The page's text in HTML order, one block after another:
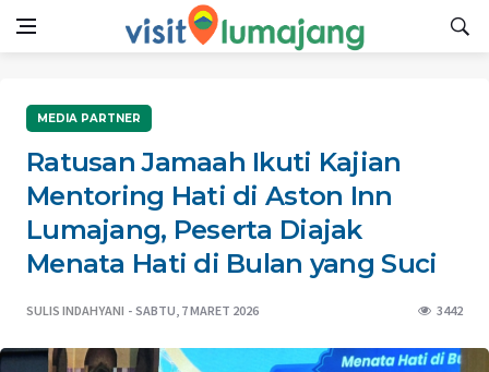
MEDIA PARTNER
Ratusan Jamaah Ikuti Kajian
Mentoring Hati di Aston Inn
Lumajang, Peserta Diajak
Menata Hati di Bulan yang Suci
SULIS INDAHYANI SABTU, 7 MARET 2026 3442